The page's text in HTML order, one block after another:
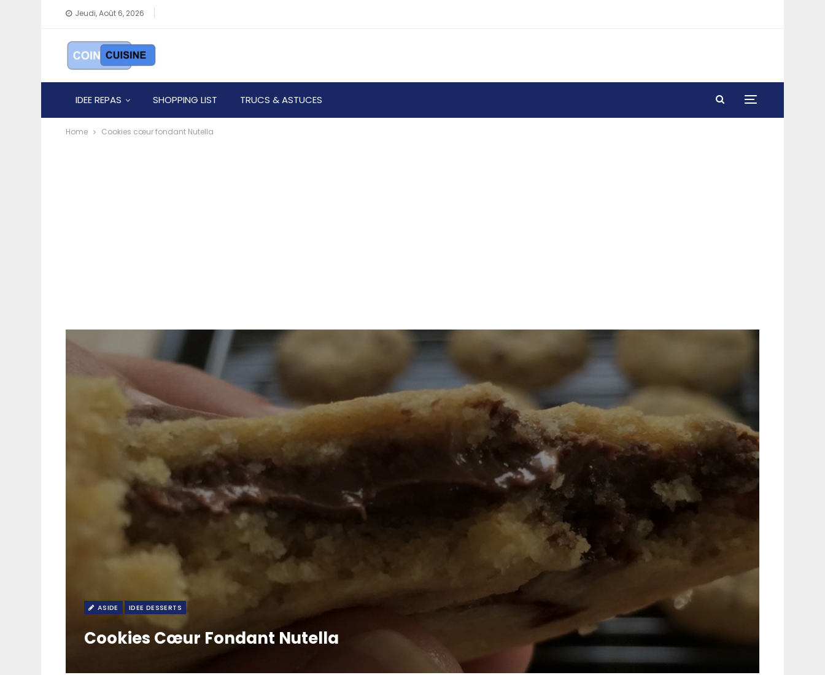
Jeudi, Août 6, 2026
IDEE REPAS SHOPPING LIST TRUCS & ASTUCES
Home Cookies cœur fondant Nutella
ASIDE IDEE DESSERTS
Cookies Cœur Fondant Nutella